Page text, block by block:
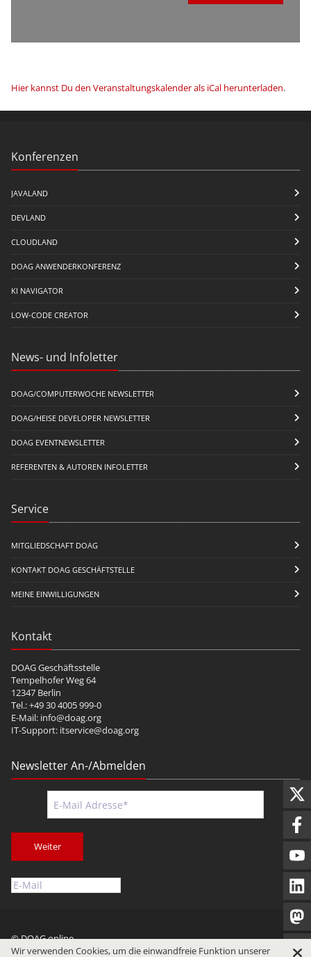
Hier kannst Du den Veranstaltungskalender als iCal herunterladen.
Konferenzen
JAVALAND
DEVLAND
CLOUDLAND
DOAG ANWENDERKONFERENZ
KI NAVIGATOR
LOW-CODE CREATOR
News- und Infoletter
DOAG/COMPUTERWOCHE NEWSLETTER
DOAG/HEISE DEVELOPER NEWSLETTER
DOAG EVENTNEWSLETTER
REFERENTEN & AUTOREN INFOLETTER
Service
MITGLIEDSCHAFT DOAG
KONTAKT DOAG GESCHÄFTSTELLE
MEINE EINWILLIGUNGEN
Kontakt
DOAG Geschäftsstelle
Tempelhofer Weg 64
12347 Berlin
Tel.: +49 30 4005 999-0
E-Mail: info@doag.org
IT-Support: itservice@doag.org
Newsletter An-/Abmelden
Weiter
© DOAG online
Wir verwenden Cookies, um die einwandfreie Funktion unserer